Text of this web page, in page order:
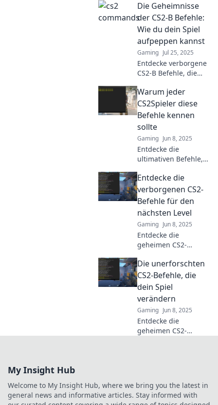
that will elevate your
gameplay and help
you become a
legendary player.
Die Geheimnisse
der CS2-B Befehle:
Wie du dein Spiel
aufpeppen kannst
Gaming Jul 25, 2025
Entdecke verborgene
CS2-B Befehle, die
revolutionieren! Hol
dir Tipps und Tricks
für ein ultimatives
Gaming-Erlebnis!
Warum jeder
CS2Spieler diese
Befehle kennen
sollte
Gaming Jun 8, 2025
Entdecke die
ultimativen Befehle,
kennen muss!
Verbessere dein
Gameplay und
schlage die
Konkurrenz mit
diesen Tipps!
Entdecke die
verborgenen CS2-
Befehle für den
nächsten Level
Gaming Jun 8, 2025
Entdecke die
geheimen CS2-
Spiel revolutionieren!
Erlebe den nächsten
Level des Spielens
jetzt!
Die unerforschten
CS2-Befehle, die
dein Spiel
verändern
Gaming Jun 8, 2025
Entdecke die
geheimen CS2-
auf das nächste Level
zu heben!
My Insight Hub
Welcome to My Insight Hub, where we bring you the latest in
general news and informative articles. Stay informed with